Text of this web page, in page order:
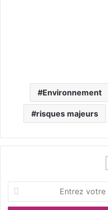
Environnement
risques majeurs
t